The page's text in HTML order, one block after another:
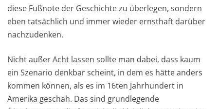
diese Fußnote der Geschichte zu überlegen, sondern
eben tatsächlich und immer wieder ernsthaft darüber
nachzudenken.
Nicht außer Acht lassen sollte man dabei, dass kaum
ein Szenario denkbar scheint, in dem es hätte anders
kommen können, als es im 16ten Jahrhundert in
Amerika geschah. Das sind grundlegende